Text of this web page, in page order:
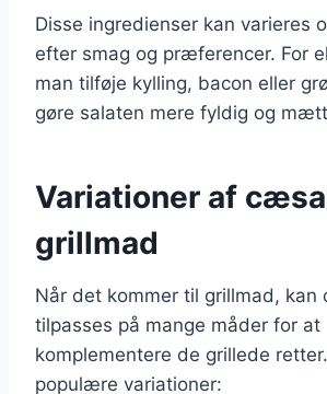
Disse ingredienser kan varieres
efter smag og præferencer. For
man tilføje kylling, bacon eller
gøre salaten mere fyldig og
Variationer af
grillmad
Når det kommer til grillmad,
tilpasses på mange måder for at
komplementere de grillede
populære variationer: